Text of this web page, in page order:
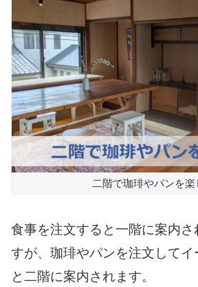
二階で珈琲やパンを楽
食事を注文すると一階に案内
すが、珈琲やパンを注文してイ
と二階に案内されます。